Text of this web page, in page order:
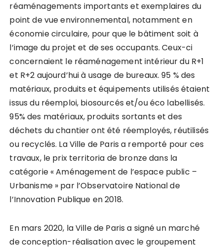
réaménagements importants et exemplaires du
point de vue environnemental, notamment en
économie circulaire, pour que le bâtiment soit à
l’image du projet et de ses occupants. Ceux-ci
concernaient le réaménagement intérieur du R+1
et R+2 aujourd’hui à usage de bureaux. 95 % des
matériaux, produits et équipements utilisés étaient
issus du réemploi, biosourcés et/ou éco labellisés.
95% des matériaux, produits sortants et des
déchets du chantier ont été réemployés, réutilisés
ou recyclés. La Ville de Paris a remporté pour ces
travaux, le prix territoria de bronze dans la
catégorie « Aménagement de l’espace public –
Urbanisme » par l’Observatoire National de
l’Innovation Publique en 2018.
En mars 2020, la Ville de Paris a signé un marché
de conception-réalisation avec le groupement